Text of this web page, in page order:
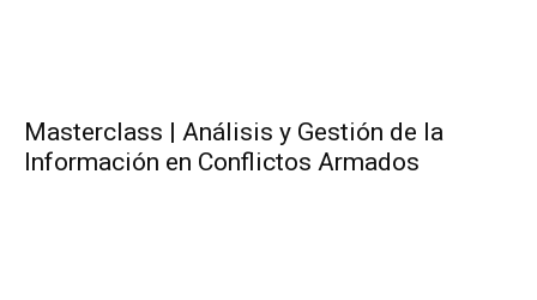
Masterclass | Análisis y Gestión de la
Información en Conflictos Armados